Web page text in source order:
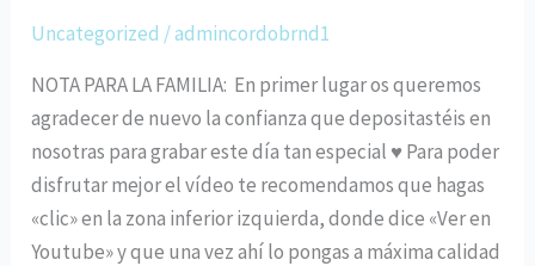
Uncategorized /admincordobrnd1
NOTA PARA LA FAMILIA: En primer lugar os queremos
agradecer de nuevo la confianza que depositastéis en
nosotras para grabar este día tan especial ♥ Para poder
disfrutar mejor el vídeo te recomendamos que hagas
«clic» en la zona inferior izquierda, donde dice «Ver en
Youtube» y que una vez ahí lo pongas a máxima calidad
Comunión
13.04.2024